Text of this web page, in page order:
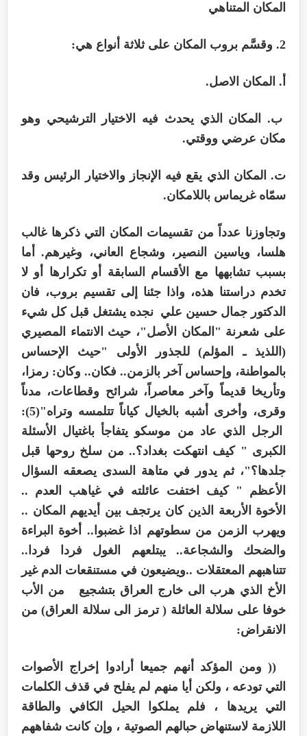
المكان المتناهي
2. وقسَّم بروب المكان على ثلاثة أنواع هي:
أ. المكان الاصل.
ب. المكان الذي يحدث فيه الاختيار الترشيحي وهو
مكان عرضي ووقتي.
ت. المكان الذي يقع فيه الإنجاز والاختيار الرئيس وقد
سمّاه غريماس باللامكان.
وتجاوزنا عدداً من تقسيمات المكان التي ذكرها غالب
هلسا، وياسين النصير، وشجاع العاني، وغيرهم. أما
بسبب تشابهها مع الأقسام السابقة أو تكرارها أو لا
تخدم دراستنا هذه، واذا جئنا إلى تقسيم بروب، فان
الدكتور جمال حسين علي نجده يشتغل قبل كل شيء
على شعرنة "المكان الأصل"، حيث الانتماء المصيري
(اللذيذ ـ المؤلم) للجذور الأولى "حيث الإحساس
بالمواطنة، وإحساس آخر بالزمن.. فكان.. وكان: رمزا،
وتأريخا قديماً وآخر معاصراً، شرائح وقطاعات، مدناً
وقرى، وأخرى أشبه بالخيال كياناً تتلمسه وتراه"(5):
الرجل الذي عاد من موسكو يتفاجأ باغتيال الأسئلة
الكبرى " كيف انتهكت بغداد؟.. من سلخ روحها قبل
جلدها؟"، ثم يدور في متاهة السدى يصعقه السؤال
الأعظم " كيف اختفت عائلته في غياهب العدم ..
الأخوة الأربعة الذين كان يرتجف بين أيديهم المكان ..
ويهرب الزمن من سطوتهم اذا غضبوا.. أخوة البراءة
والضحك والشجاعة.. يبتلعهم الغول فردا فردا..
تتناهبهم المعتقلات ..ويضيعون في مستنقعات الدم غير
الأخ الذي هرب الى خارج العراق بتشجيع من الأب
خوفا على سلالة العائلة ( ترمز الى سلالة العراق) من
الانقراض:
(( ومن المؤكد أنهم جميعا أرادوا إخراج الأصوات
التي تودعه ، ولكن أيا منهم لم يفلح في قذف الكلمات
التي يريدها ، فلم يملكوا الحيل الكافي والطاقة
اللازمة لاستنهاض حبالهم الصوتية ، وإن كانت شفاههم